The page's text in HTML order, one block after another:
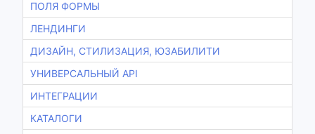
ПОЛЯ ФОРМЫ
ЛЕНДИНГИ
ДИЗАЙН, СТИЛИЗАЦИЯ, ЮЗАБИЛИТИ
УНИВЕРСАЛЬНЫЙ API
ИНТЕГРАЦИИ
КАТАЛОГИ